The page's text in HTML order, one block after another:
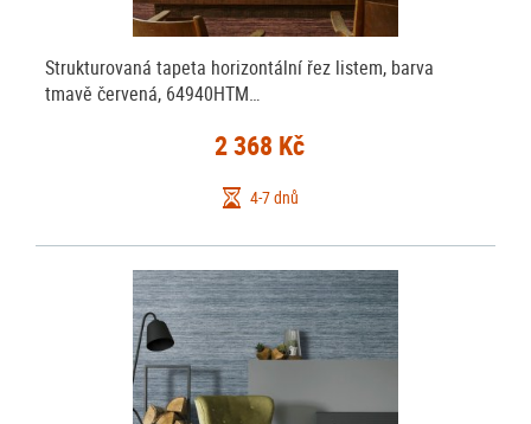
Strukturovaná tapeta horizontální řez listem, barva
tmavě červená, 64940HTM…
2 368 Kč
4-7 dnů